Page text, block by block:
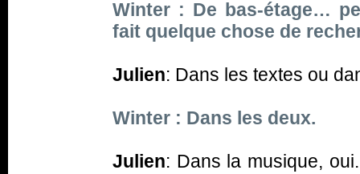
Winter : De bas-étage…
fait quelque chose de
Julien: Dans les textes ou
Winter : Dans les deux.
Julien: Dans la musique,